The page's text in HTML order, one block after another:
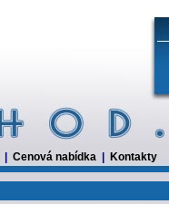
Cenová nabídka Kontakty